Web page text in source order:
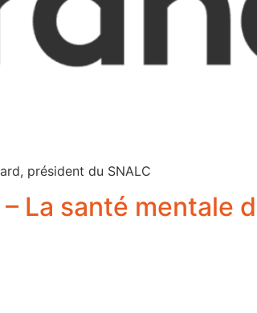
président du SNALC
La santé mentale